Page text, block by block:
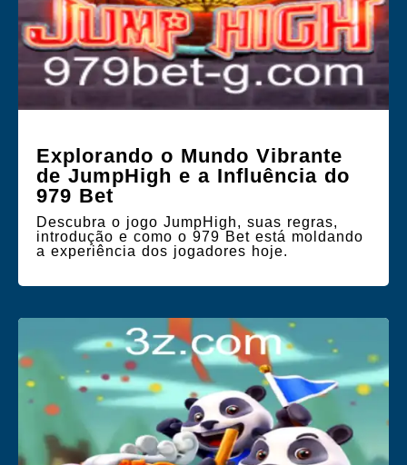
Explorando o Mundo Vibrante
de JumpHigh e a Influência do
979 Bet
Descubra o jogo JumpHigh, suas regras,
introdução e como o 979 Bet está moldando
a experiência dos jogadores hoje.